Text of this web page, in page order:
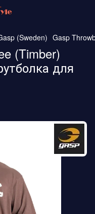
(Sweden) Gasp
(Timber)
для